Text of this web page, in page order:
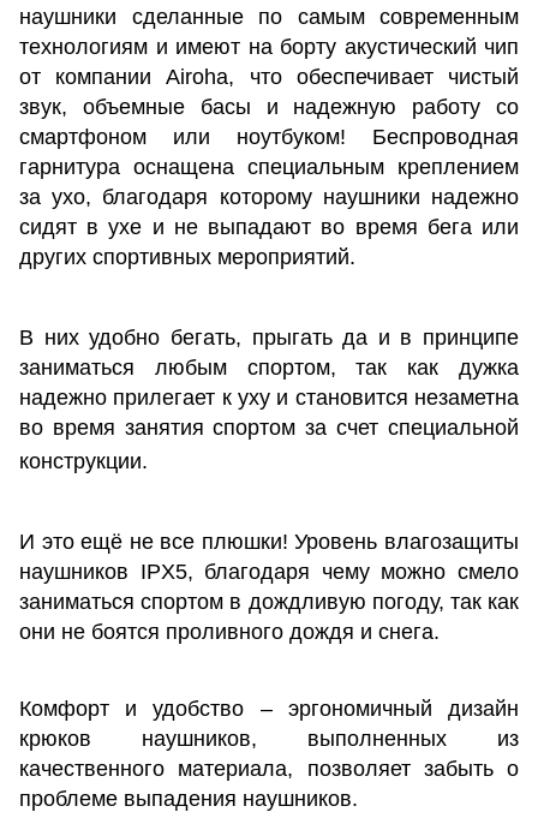
наушники сделанные по самым современным
технологиям и имеют на борту акустический чип
от компании Airoha, что обеспечивает чистый
звук, объемные басы и надежную работу со
смартфоном или ноутбуком! Беспроводная
гарнитура оснащена специальным креплением
за ухо, благодаря которому наушники надежно
сидят в ухе и не выпадают во время бега или
других спортивных мероприятий.
В них удобно бегать, прыгать да и в принципе
заниматься любым спортом, так как дужка
надежно прилегает к уху и становится незаметна
во время занятия спортом за счет специальной
конструкции.
И это ещё не все плюшки! Уровень влагозащиты
наушников IPX5, благодаря чему можно смело
заниматься спортом в дождливую погоду, так как
они не боятся проливного дождя и снега.
Комфорт и удобство – эргономичный дизайн
крюков наушников, выполненных из
качественного материала, позволяет забыть о
проблеме выпадения наушников.